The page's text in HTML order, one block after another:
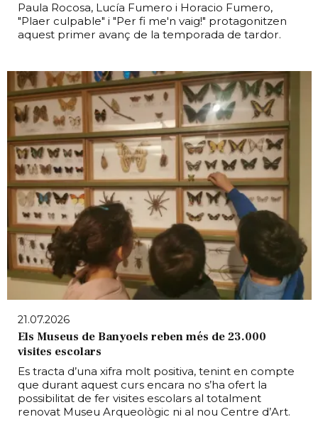
Paula Rocosa, Lucía Fumero i Horacio Fumero,
"Plaer culpable" i "Per fi me'n vaig!" protagonitzen
aquest primer avanç de la temporada de tardor.
21.07.2026
Els Museus de Banyoels reben més de 23.000
visites escolars
Es tracta d’una xifra molt positiva, tenint en compte
que durant aquest curs encara no s’ha ofert la
possibilitat de fer visites escolars al totalment
renovat Museu Arqueològic ni al nou Centre d’Art.